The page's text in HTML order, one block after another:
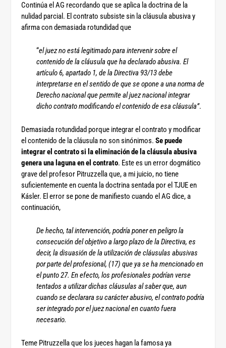
Continúa el AG recordando que se aplica la doctrina de la
nulidad parcial. El contrato subsiste sin la cláusula abusiva y
afirma con demasiada rotundidad que
“el juez no está legitimado para intervenir sobre el
contenido de la cláusula que ha declarado abusiva. El
artículo 6, apartado 1, de la Directiva 93/13 debe
interpretarse en el sentido de que se opone a una norma de
Derecho nacional que permite al juez nacional integrar
dicho contrato modificando el contenido de esa cláusula”.
Demasiada rotundidad porque integrar el contrato y modificar
el contenido de la cláusula no son sinónimos.Se puede
integrar el contrato si la eliminación de la cláusula abusiva
genera una laguna en el contrato. Este es un error dogmático
grave del profesor Pitruzzella que, a mi juicio, no tiene
suficientemente en cuenta la doctrina sentada por el TJUE en
Kásler. El error se pone de manifiesto cuando el AG dice, a
continuación,
De hecho, tal intervención, podría poner en peligro la
consecución del objetivo a largo plazo de la Directiva, es
decir, la disuasión de la utilización de cláusulas abusivas
por parte del profesional, (17) que ya se ha mencionado en
el punto 27. En efecto, los profesionales podrían verse
tentados a utilizar dichas cláusulas al saber que, aun
cuando se declarara su carácter abusivo, el contrato podría
ser integrado por el juez nacional en cuanto fuera
necesario.
Teme Pitruzzella que los jueces hagan la famosa ya